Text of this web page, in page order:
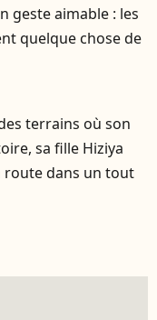
geste aimable : les
quelque chose de
terrains où son
sa fille Hiziya
route dans un tout